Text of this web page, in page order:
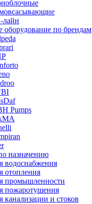
оборудование по брендам
Daf
Pumps
назначению
водоснабжения
отопления
промышленности
пожаротушения
канализации и стоков